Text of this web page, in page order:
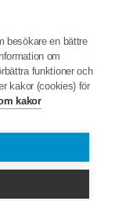
besökare en bättre
om
funktioner och
kakor (cookies) för
kakor